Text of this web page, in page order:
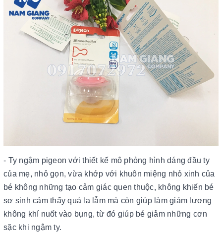
- Ty ngậm pigeon với thiết kế mô phỏng hình dáng đầu ty
của mẹ, nhỏ gọn, vừa khớp với khuôn miệng nhỏ xinh của
bé không những tạo cảm giác quen thuộc, không khiến bé
sơ sinh cảm thấy quá lạ lẫm mà còn giúp làm giảm lượng
không khí nuốt vào bụng, từ đó giúp bé giảm những cơn
sặc khi ngậm ty.